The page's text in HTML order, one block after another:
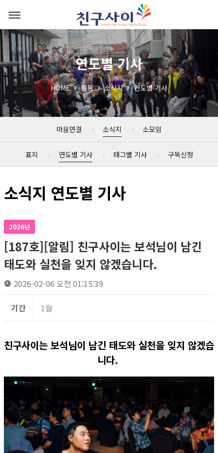
연도별 기사
HOME 활동 소식지 연도별 기사
마음연결 소식지 소모임
표지 연도별 기사 태그별 기사 구독신청
소식지 연도별 기사
2026년
[187호][알림] 친구사이는 보석님이 남긴
태도와 실천을 잊지 않겠습니다.
2026-02-06 오전 01:15:39
기간 1월
친구사이는 보석님이 남긴 태도와 실천을 잊지 않겠습
니다.